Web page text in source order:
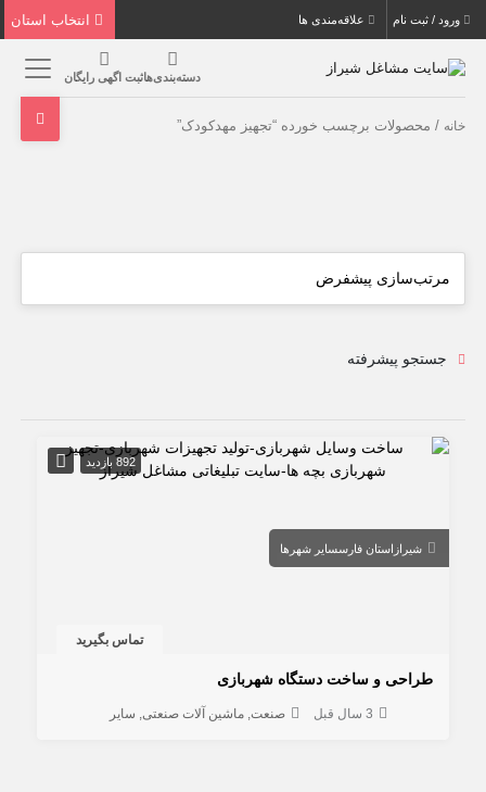
ورود / ثبت نام علاقه‌مندی ها
دسته‌بندی‌هاثبت اگهی رایگان
خانه / محصولات برچسب خورده “تجهیز مهدکودک”
جستجو پیشرفته
892 بازدید
شیراز استان فارسسایر شهرها
تماس بگیرید
طراحی و ساخت دستگاه شهربازی
3 سال قبل صنعت ماشین آلات صنعتی سایر